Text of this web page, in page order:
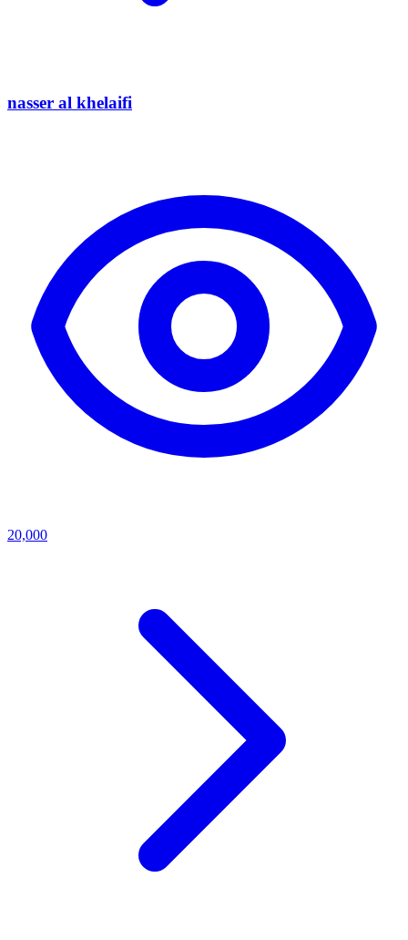
nasser al khelaifi
20,000